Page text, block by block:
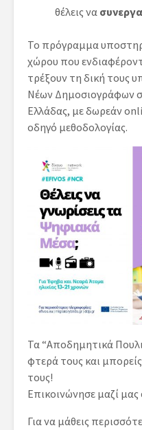
θέλεις να
Το πρόγραμμα
χώρου που
τρέξουν τη δική τους
Νέων Δημοσιογράφων
Ελλάδας, με δωρεάν
οδηγό μεθοδολογίας.
Τα “Αποδημητικά
φτερά τους και
τους!
Επικοινώνησε μαζί μας
Για να μάθεις